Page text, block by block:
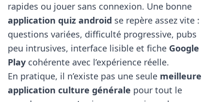
rapides ou jouer sans connexion. Une bonne
application quiz android se repère assez vite :
questions variées, difficulté progressive, pubs
peu intrusives, interface lisible et fiche Google
Play cohérente avec l’expérience réelle.
En pratique, il n’existe pas une seule meilleure
application culture générale pour tout le